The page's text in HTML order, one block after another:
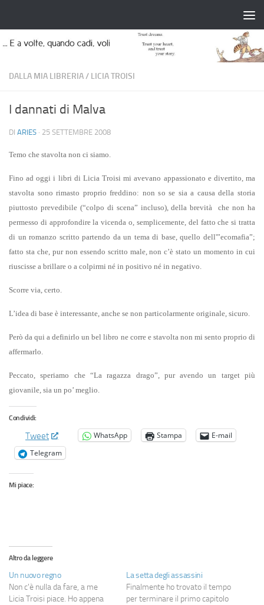
DALLA MIA LIBRERIA/ LICIA TROISI
I dannati di Malva
DI ARIES · 25 SETTEMBRE 2008
Temo che stavolta non ci siamo.
Fino ad oggi i libri di Licia Troisi mi avevano appassionato e divertito, ma
stavolta sono rimasto proprio freddino: non so se sia a causa della storia
piuttosto prevedibile (“colpo di scena” incluso), della brevità che non ha
permesso di approfondire la vicenda o, semplicemente, del fatto che si tratta
di un romanzo scritto partendo da un tema di base, quello dell'”ecomafia”;
fatto sta che, pur non essendo scritto male, non c’è stato un momento in cui
riuscisse a brillare o a colpirmi né in positivo né in negativo.
Scorre via, certo.
L’idea di base è interessante, anche se non particolarmente originale, sicuro.
Però da qui a definirlo un bel libro ne corre e stavolta non mi sento proprio di
affermarlo.
Peccato, speriamo che “La ragazza drago”, pur avendo un target più
giovanile, sia un po’ meglio.
Condividi:
Tweet WhatsApp Stampa
E-mail
Telegram
Mi piace:
Altro da leggere
Un nuovo regno
Non c'è nulla da fare, a me
Licia Troisi piace. Ho appena
La setta degli assassini
Finalmente ho trovato il tempo
per terminare il primo capitolo